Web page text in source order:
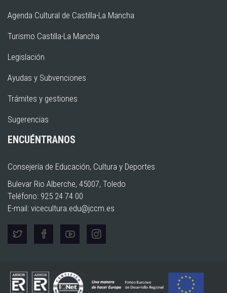
Agenda Cultural de Castilla-La Mancha
Turismo Castilla-La Mancha
Legislación
Ayudas y Subvenciones
Trámites y gestiones
Sugerencias
ENCUÉNTRANOS
Consejería de Educación, Cultura y Deportes
Bulevar Rio Alberche, 45007, Toledo
Teléfono: 925 24 74 00
E-mail: vicecultura.edu@jccm.es